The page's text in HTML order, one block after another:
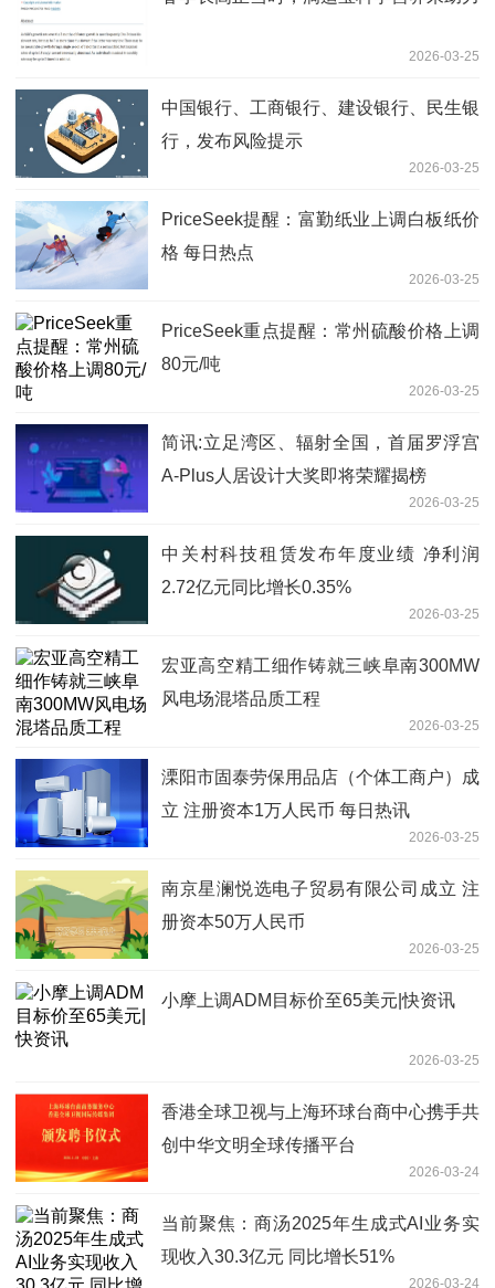
2026-03-25
中国银行、工商银行、建设银行、民生银
行，发布风险提示
2026-03-25
PriceSeek提醒：富勤纸业上调白板纸价
格 每日热点
2026-03-25
PriceSeek重点提醒：常州硫酸价格上调
80元/吨
2026-03-25
简讯:立足湾区、辐射全国，首届罗浮宫
A-Plus人居设计大奖即将荣耀揭榜
2026-03-25
中关村科技租赁发布年度业绩 净利润
2.72亿元同比增长0.35%
2026-03-25
宏亚高空精工细作铸就三峡阜南300MW
风电场混塔品质工程
2026-03-25
溧阳市固泰劳保用品店（个体工商户）成
立 注册资本1万人民币 每日热讯
2026-03-25
南京星澜悦选电子贸易有限公司成立 注
册资本50万人民币
2026-03-25
小摩上调ADM目标价至65美元|快资讯
2026-03-25
香港全球卫视与上海环球台商中心携手共
创中华文明全球传播平台
2026-03-24
当前聚焦：商汤2025年生成式AI业务实
现收入30.3亿元 同比增长51%
2026-03-24